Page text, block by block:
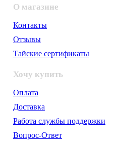
О магазине
Контакты
Отзывы
Тайские сертификаты
Хочу купить
Оплата
Доставка
Работа службы поддержки
Вопрос-Ответ